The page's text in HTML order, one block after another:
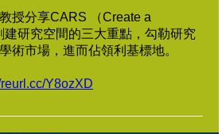
授分享CARS （Create a
建研究空間的三大重點，勾勒研究
術市場，進而佔領利基標地。
reurl.cc/Y8ozXD